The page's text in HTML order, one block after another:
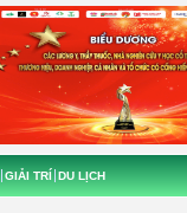
GIẢI TRÍ DU LỊCH